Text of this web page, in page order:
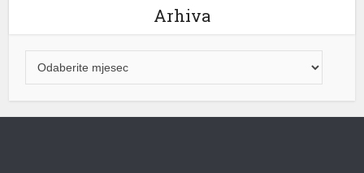
Arhiva